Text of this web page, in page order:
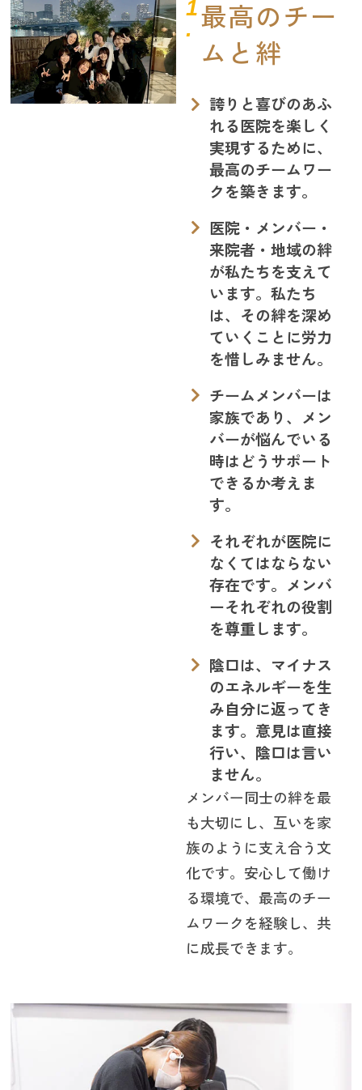
1
. 最高のチー
ムと絆
誇りと喜びのあふ
れる医院を楽しく
実現するために、
最高のチームワー
クを築きます。
医院・メンバー・
来院者・地域の絆
が私たちを支えて
います。私たち
は、その絆を深め
ていくことに労力
を惜しみません。
チームメンバーは
家族であり、メン
バーが悩んでいる
時はどうサポート
できるか考えま
す。
それぞれが医院に
なくてはならない
存在です。メンバ
ーそれぞれの役割
を尊重します。
陰口は、マイナス
のエネルギーを生
み自分に返ってき
ます。意見は直接
行い、陰口は言い
ません。
メンバー同士の絆を最
も大切にし、互いを家
族のように支え合う文
化です。安心して働け
る環境で、最高のチー
ムワークを経験し、共
に成長できます。